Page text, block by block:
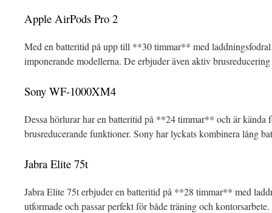
Apple AirPods Pro 2
Med en batteritid på upp till **30 timmar** med
imponerande modellerna. De erbjuder även aktiv
Sony WF-1000XM4
Dessa hörlurar har en batteritid på **24 timmar** och är kända
brusreducerande funktioner. Sony har lyckats kombinera lång
Jabra Elite 75t
Jabra Elite 75t erbjuder en batteritid på **28 timmar** med
utformade och passar perfekt för både träning och kontorsarbete.